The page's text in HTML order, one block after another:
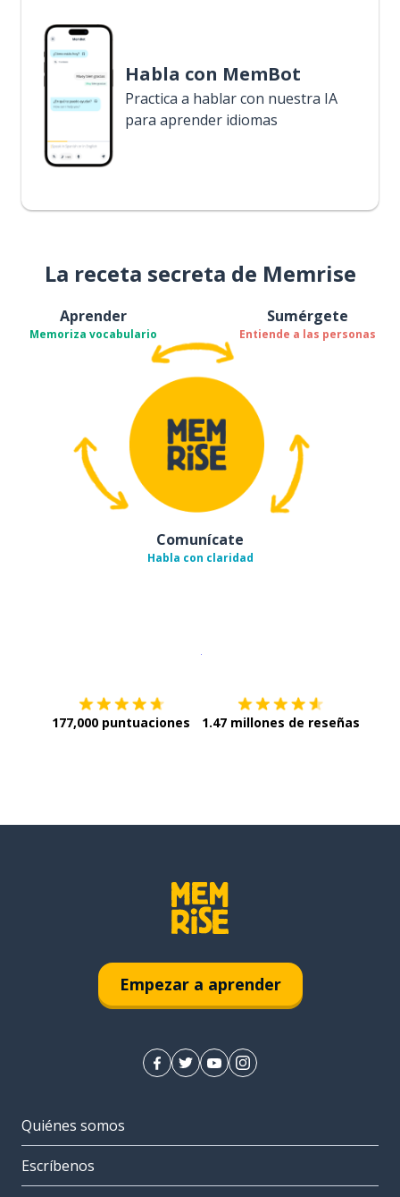
Habla con MemBot
Practica a hablar con nuestra IA
para aprender idiomas
La receta secreta de Memrise
Aprender
Memoriza vocabulario
Sumérgete
Entiende a las personas
Comunícate
Habla con claridad
177,000 puntuaciones 1.47 millones de reseñas
Empezar a aprender
Quiénes somos
Escríbenos